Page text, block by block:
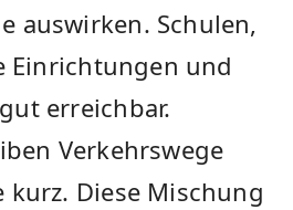
auswirken. Schulen,
Einrichtungen und
erreichbar.
Verkehrswege
kurz. Diese Mischung